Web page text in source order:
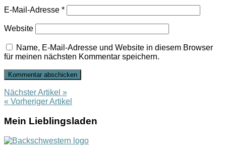
E-Mail-Adresse *
Website
Name, E-Mail-Adresse und Website in diesem Browser
für meinen nächsten Kommentar speichern.
Nächster Artikel »
« Vorheriger Artikel
Mein Lieblingsladen